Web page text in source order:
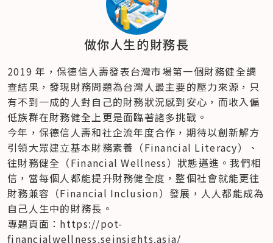
做你人生的財務長
2019 年，保德信人壽發表台灣市場第一個財務健全調
查結果，發現財務問題為台灣人最主要的壓力來源，只
有不到一成的人對自己的財務狀況感到安心，而收入偏
低族群在財務健全上更是面臨著諸多挑戰。
今年，保德信人壽和社企流年度合作，期待以創新解方
引領大眾建立基本財務素養（Financial Literacy）、
往財務健全（Financial Wellness）狀態邁進。我們相
信，當每個人都能提升財務健全度，整個社會就能更往
財務兼容（Financial Inclusion）發展，人人都能成為
自己人生中的財務長。
專題頁面：https://pot-
financialwellness.seinsights.asia/